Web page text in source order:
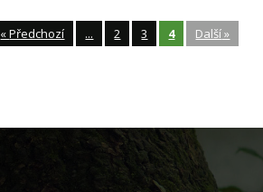
«Předchozí ... 2 3 4 Další»